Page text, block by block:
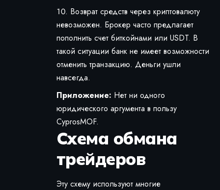
Возврат средств через криптовалюту
невозможен. Брокер часто предлагает
пополнить счет биткойнами или USDT. В
такой ситуации банк не имеет возможности
отменить транзакцию. Деньги ушли
навсегда.
Приложение: Нет ни одного
юридического аргумента в пользу
CyprosMOF.
Схема обмана
трейдеров
Эту схему используют многие